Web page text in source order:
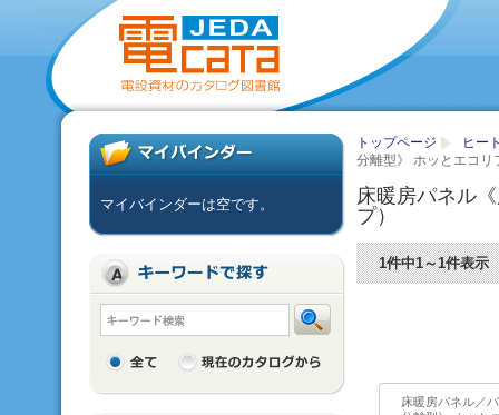
トップページ
ヒー
分離型》 ホッとエコ
床暖房パネル
プ）
1件中1～1件表示
床暖房パネル／
マイバインダーは空です。